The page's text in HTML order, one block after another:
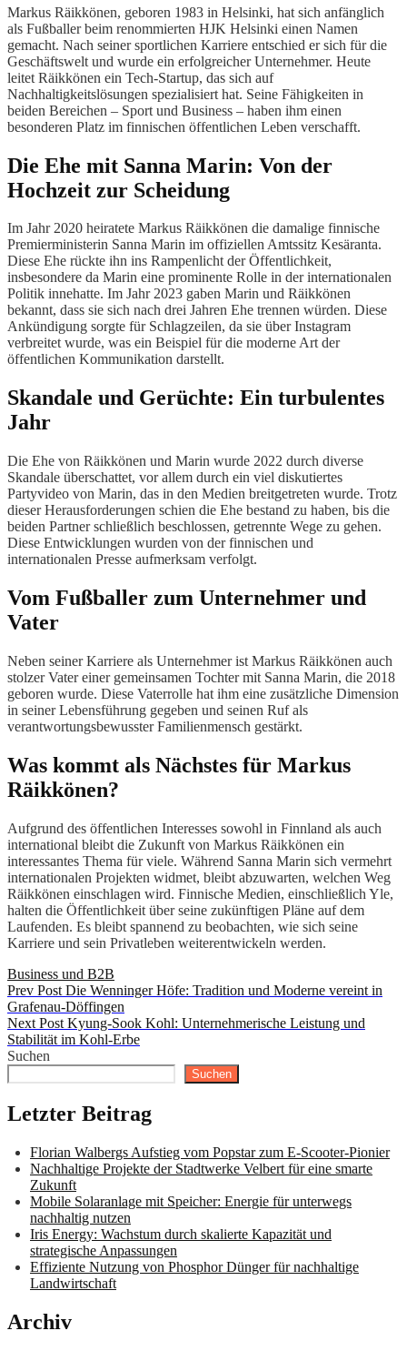
Markus Räikkönen, geboren 1983 in Helsinki, hat sich anfänglich
als Fußballer beim renommierten HJK Helsinki einen Namen
gemacht. Nach seiner sportlichen Karriere entschied er sich für die
Geschäftswelt und wurde ein erfolgreicher Unternehmer. Heute
leitet Räikkönen ein Tech-Startup, das sich auf
Nachhaltigkeitslösungen spezialisiert hat. Seine Fähigkeiten in
beiden Bereichen – Sport und Business – haben ihm einen
besonderen Platz im finnischen öffentlichen Leben verschafft.
Die Ehe mit Sanna Marin: Von der
Hochzeit zur Scheidung
Im Jahr 2020 heiratete Markus Räikkönen die damalige finnische
Premierministerin Sanna Marin im offiziellen Amtssitz Kesäranta.
Diese Ehe rückte ihn ins Rampenlicht der Öffentlichkeit,
insbesondere da Marin eine prominente Rolle in der internationalen
Politik innehatte. Im Jahr 2023 gaben Marin und Räikkönen
bekannt, dass sie sich nach drei Jahren Ehe trennen würden. Diese
Ankündigung sorgte für Schlagzeilen, da sie über Instagram
verbreitet wurde, was ein Beispiel für die moderne Art der
öffentlichen Kommunikation darstellt.
Skandale und Gerüchte: Ein turbulentes
Jahr
Die Ehe von Räikkönen und Marin wurde 2022 durch diverse
Skandale überschattet, vor allem durch ein viel diskutiertes
Partyvideo von Marin, das in den Medien breitgetreten wurde. Trotz
dieser Herausforderungen schien die Ehe bestand zu haben, bis die
beiden Partner schließlich beschlossen, getrennte Wege zu gehen.
Diese Entwicklungen wurden von der finnischen und
internationalen Presse aufmerksam verfolgt.
Vom Fußballer zum Unternehmer und
Vater
Neben seiner Karriere als Unternehmer ist Markus Räikkönen auch
stolzer Vater einer gemeinsamen Tochter mit Sanna Marin, die 2018
geboren wurde. Diese Vaterrolle hat ihm eine zusätzliche Dimension
in seiner Lebensführung gegeben und seinen Ruf als
verantwortungsbewusster Familienmensch gestärkt.
Was kommt als Nächstes für Markus
Räikkönen?
Aufgrund des öffentlichen Interesses sowohl in Finnland als auch
international bleibt die Zukunft von Markus Räikkönen ein
interessantes Thema für viele. Während Sanna Marin sich vermehrt
internationalen Projekten widmet, bleibt abzuwarten, welchen Weg
Räikkönen einschlagen wird. Finnische Medien, einschließlich Yle,
halten die Öffentlichkeit über seine zukünftigen Pläne auf dem
Laufenden. Es bleibt spannend zu beobachten, wie sich seine
Karriere und sein Privatleben weiterentwickeln werden.
Categories
Business und B2B
Beitragsnavigation
Previous
Post
Prev Post Die Wenninger Höfe: Tradition und Moderne vereint in
Grafenau-Döffingen
Next
Post
Next Post Kyung-Sook Kohl: Unternehmerische Leistung und
Stabilität im Kohl-Erbe
Suchen
Suchen
Letzter Beitrag
Florian Walbergs Aufstieg vom Popstar zum E-Scooter-Pionier
Nachhaltige Projekte der Stadtwerke Velbert für eine smarte
Zukunft
Mobile Solaranlage mit Speicher: Energie für unterwegs
nachhaltig nutzen
Iris Energy: Wachstum durch skalierte Kapazität und
strategische Anpassungen
Effiziente Nutzung von Phosphor Dünger für nachhaltige
Landwirtschaft
Archiv